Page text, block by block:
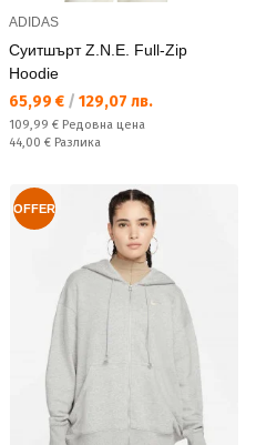
ADIDAS
Суитшърт Z.N.E. Full-Zip
Hoodie
Текуща цена:
65,99 € / 129,07 лв.
Редовна цена:
109,99 € Редовна цена
Спестявате:
44,00 € Разлика
OFFER